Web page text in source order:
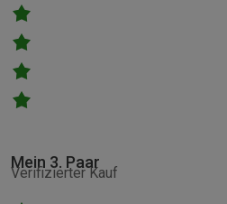
Verifizierter Kauf
Mein 3. Paar